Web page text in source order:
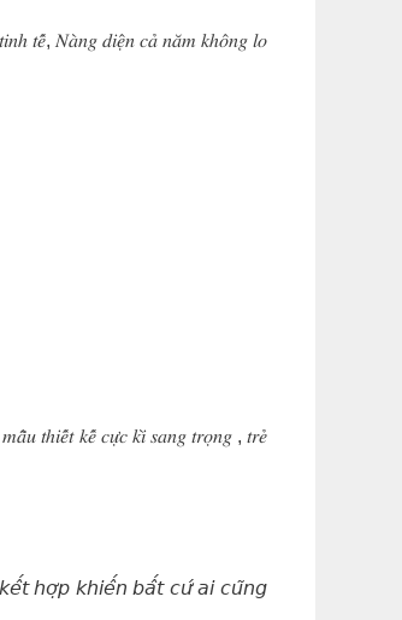
𝑡𝑒̂́, 𝑁𝑎̀𝑛𝑔 𝑑𝑖𝑒̣̂𝑛 𝑐𝑎̉ 𝑛𝑎̆𝑚 𝑘ℎ𝑜̂𝑛𝑔 𝑙𝑜
𝑡ℎ𝑖𝑒̂́𝑡 𝑘𝑒̂́ 𝑐𝑢̛̣𝑐 𝑘𝑖̀ 𝑠𝑎𝑛𝑔 𝑡𝑟𝑜̣𝑛𝑔 , 𝑡𝑟𝑒̉
𝘩𝘰̛̣𝘱 𝘬𝘩𝘪𝘦̂́𝘯 𝘣𝘢̂́𝘵 𝘤𝘶̛́ 𝘢𝘪 𝘤𝘶̃𝘯𝘨